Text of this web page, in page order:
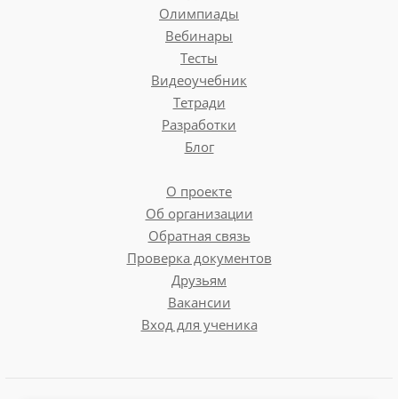
Олимпиады
Вебинары
Тесты
Видеоучебник
Тетради
Разработки
Блог
О проекте
Об организации
Обратная связь
Проверка документов
Друзьям
Вакансии
Вход для ученика